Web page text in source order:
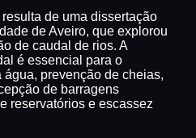
de uma dissertação
de Aveiro, que explorou
de caudal de rios. A
é essencial para o
prevenção de cheias,
de barragens
reservatórios e escassez